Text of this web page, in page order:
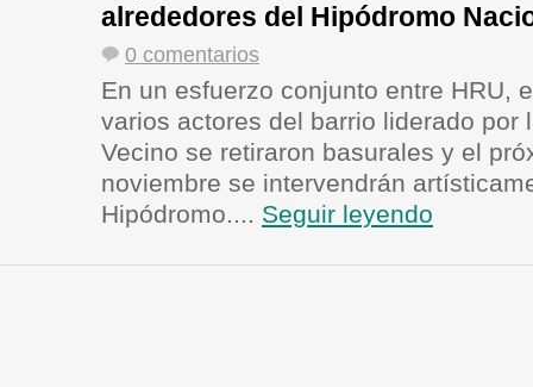
alrededores del Hipódromo
0 comentarios
En un esfuerzo conjunto entre HRU,
varios actores del barrio liderado por
Vecino se retiraron basurales y el
noviembre se intervendrán
Hipódromo.... Seguir leyendo